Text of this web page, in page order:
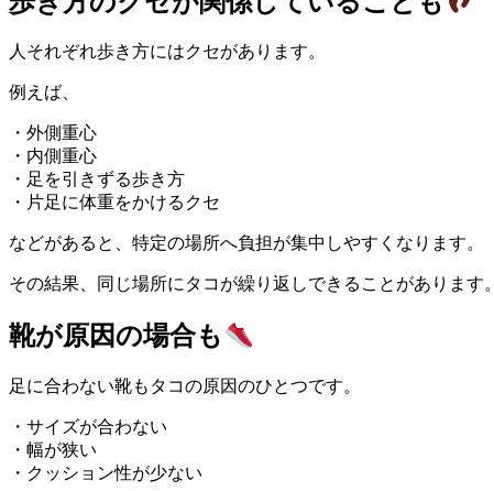
人それぞれ歩き方にはクセがあります。
例えば、
・外側重心
・内側重心
・足を引きずる歩き方
・片足に体重をかけるクセ
などがあると、特定の場所へ負担が集中しやすくなります。
その結果、同じ場所にタコが繰り返しできることがあります。
靴が原因の場合も
足に合わない靴もタコの原因のひとつです。
・サイズが合わない
・幅が狭い
・クッション性が少ない